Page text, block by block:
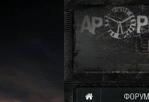
ФОРУМ